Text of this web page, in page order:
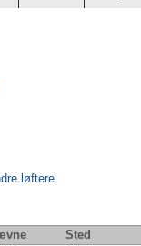
løftere
Sted